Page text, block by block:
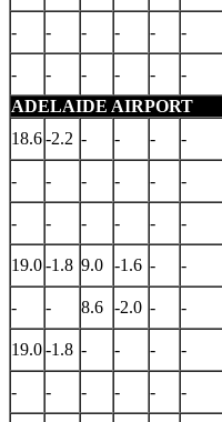
- - - - - -
- - - - - -
ADELAIDE AIRPORT
18.6-2.2 - - - -
- - - - - -
- - - - - -
19.0-1.8 9.0 -1.6 - -
- - 8.6 -2.0 - -
19.0-1.8 - - - -
- - - - - -